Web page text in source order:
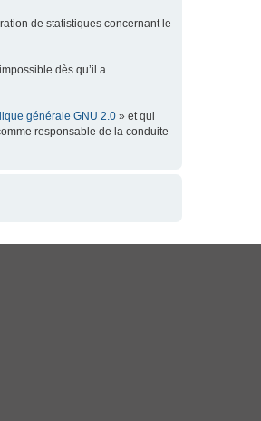
de statistiques concernant le
dès qu’il a
générale GNU 2.0 » et qui
responsable de la conduite